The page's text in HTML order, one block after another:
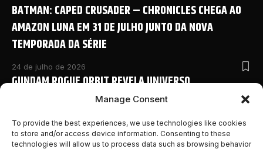
Manage Consent
To provide the best experiences, we use technologies like cookies
to store and/or access device information. Consenting to these
technologies will allow us to process data such as browsing behavior
BATMAN: CAPED CRUSADER – CHRONICLES CHEGA AO
AMAZON LUNA EM 31 DE JULHO JUNTO DA NOVA
TEMPORADA DA SÉRIE
24 de julho de 2026
GUNDAM ROGUE ORBIT REVELA UNIVERSO
COMPARTILHADO COM NOVO ANIME E DETALHES
24 de julho de 2026